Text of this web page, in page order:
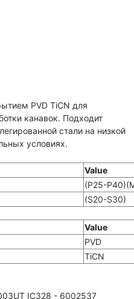
PVD TiCN для
канавок. Подходит
стали на низкой
условиях.
Value
(P25-
(S20-S30)
Value
PVD
TiCN
IC328 - 6002537